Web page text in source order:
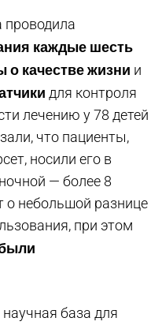
проводила
каждые шесть
о качестве жизни и
для контроля
лечению у 78 детей
что пациенты,
носили его в
— более 8
о небольшой разнице
при этом
база для